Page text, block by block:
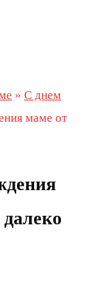
» С днем
маме от